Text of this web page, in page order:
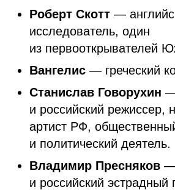
Роберт Скотт —
исследователь, один
из первооткрывателей
Вангелис — греческий
Станислав Говорухин —
и российский режиссер,
артист РФ,
и политический деятель.
Владимир Пресняков —
и российский эстрадный